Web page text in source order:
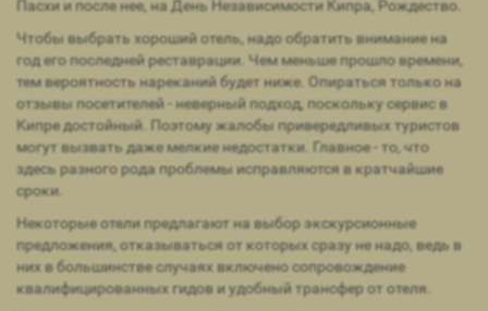
Пасхи и после нее, на День Независимости Кипра, Рождество.
Чтобы выбрать хороший отель, надо обратить внимание на
год его последней реставрации. Чем меньше прошло времени,
тем вероятность нареканий будет ниже. Опираться только на
отзывы посетителей - неверный подход, поскольку сервис в
Кипре достойный. Поэтому жалобы привередливых туристов
могут вызвать даже мелкие недостатки. Главное - то, что
здесь разного рода проблемы исправляются в кратчайшие
сроки.
Некоторые отели предлагают на выбор экскурсионные
предложения, отказываться от которых сразу не надо, ведь в
них в большинстве случаях включено сопровождение
квалифицированных гидов и удобный трансфер от отеля.